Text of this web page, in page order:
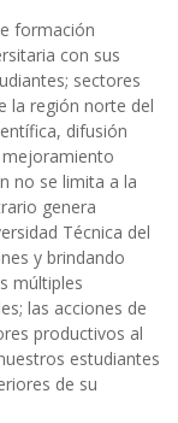
formación
con sus
sectores
la región norte del
difusión
no se limita a la
genera
Técnica del
y brindando
múltiples
las acciones de
productivos al
estudiantes
de su